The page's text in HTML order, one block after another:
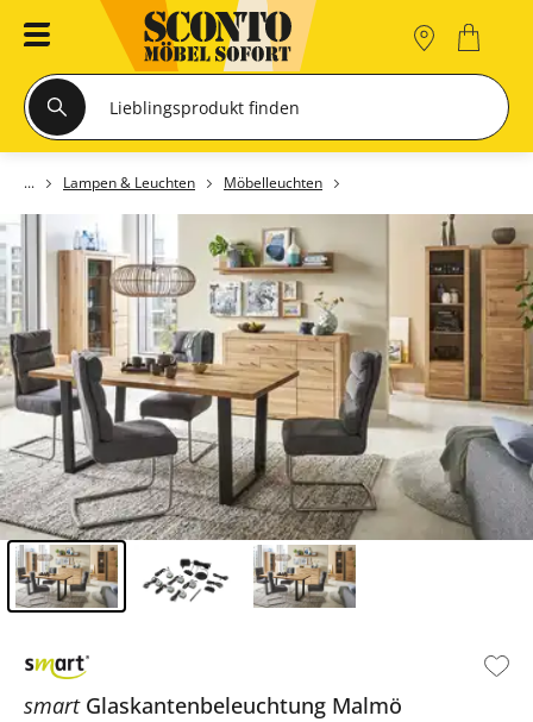
Lampen & Leuchten Möbelleuchten
smart Glaskantenbeleuchtung Malmö